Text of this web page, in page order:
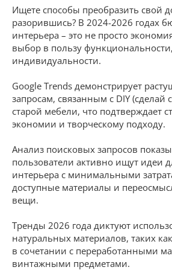
Ищете способы преобразить свой
разорившись? В 2024-2026 годах
интерьера – это не просто
выбор в пользу
индивидуальности.
Google Trends демонстрирует
запросам, связанным с DIY (сделай
старой мебели, что подтверждает
экономии и творческому подходу.
Анализ поисковых запросов
пользователи активно ищут идеи
интерьера с минимальными
доступные материалы и
вещи.
Тренды 2026 года диктуют
натуральных материалов, таких
в сочетании с переработанными
винтажными предметами.